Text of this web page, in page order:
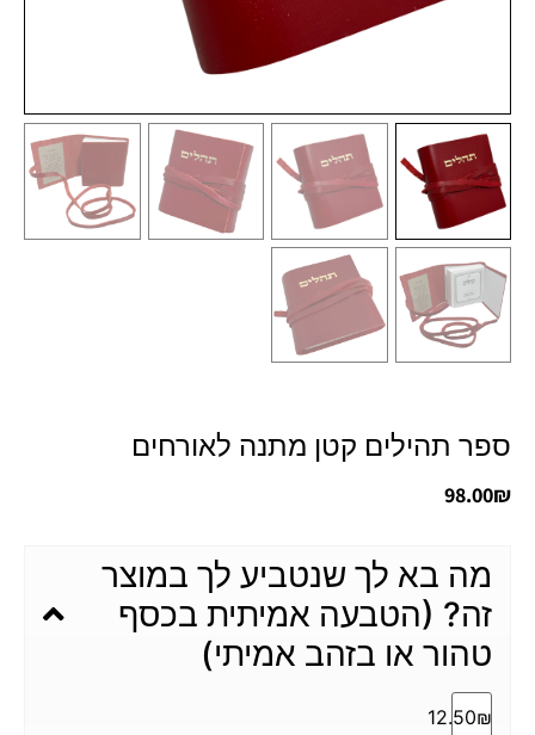
ספר תהילים קטן מתנה לאורחים
98.00₪
מה בא לך שנטביע לך במוצר
זה? (הטבעה אמיתית בכסף
טהור או בזהב אמיתי)
12.50₪